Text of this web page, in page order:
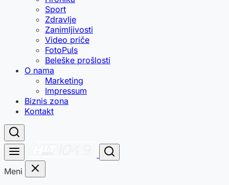
Sport
Zdravlje
Zanimljivosti
Video priče
FotoPuls
Beleške prošlosti
O nama
Marketing
Impressum
Biznis zona
Kontakt
Meni